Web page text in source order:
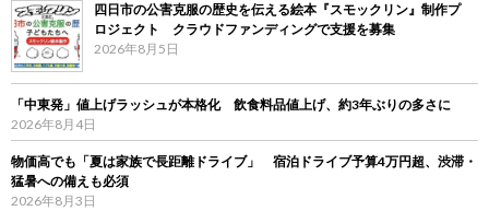
四日市の公害克服の歴史を伝える絵本『スモックリン』制作プ
ロジェクト クラウドファンディングで支援を募集
2026年8月5日
「中東発」値上げラッシュが本格化 飲食料品値上げ、約3年ぶりの多さに
2026年8月4日
物価高でも「夏は家族で長距離ドライブ」 宿泊ドライブ予算4万円超、渋滞・
猛暑への備えも必須
2026年8月3日